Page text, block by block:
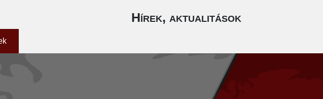
Hírek, aktualitások